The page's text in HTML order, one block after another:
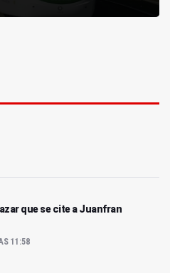
que se cite a Juanfran
11:58